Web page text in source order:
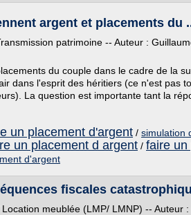
argent et placements du
patrimoine -- Auteur :
du couple dans le cadre de la
dans l'esprit des héritiers (ce n'est pas
La question est importante tant la
un placement d'argent / simulation
un placement d argent / faire un
d'argent
fiscales
meublée (LMP/ LMNP) -- Auteur